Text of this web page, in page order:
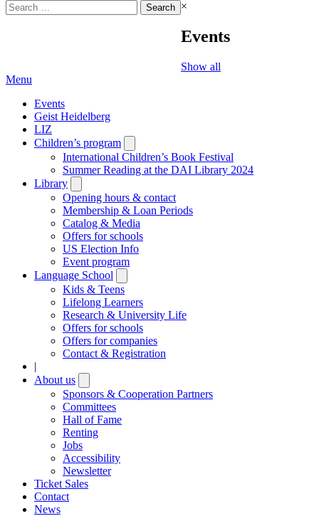
Search
for:
×
Events
Show all
Menu
Events
Geist Heidelberg
LIZ
Children’s program
submenu
International Children’s Book Festival
Summer Reading at the DAI Library 2024
Library
submenu
Opening hours & contact
Membership & Loan Periods
Catalog & Media
Offers for schools
US Election Info
Event program
Language School
submenu
Kids & Teens
Lifelong Learners
Research & University Life
Offers for schools
Offers for companies
Contact & Registration
|
About us
submenu
Sponsors & Cooperation Partners
Committees
Hall of Fame
Renting
Jobs
Accessibility
Newsletter
Ticket Sales
Contact
News